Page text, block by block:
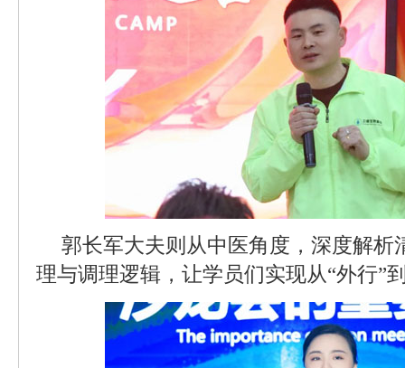
郭长军大夫则从中医角度，深度解析
理与调理逻辑，让学员们实现从“外行”